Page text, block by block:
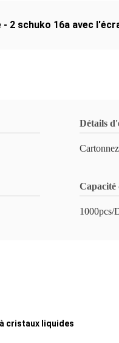
- 2 schuko 16a avec
Détails
Capacité
1000pcs/
cristaux liquides